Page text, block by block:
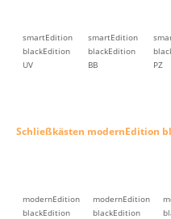
smartEdition
blackEdition
UV
smartEdition
blackEdition
BB
PZ
Schließkästen modernEdition
modernEdition
blackEdition
modernEdition
blackEdition